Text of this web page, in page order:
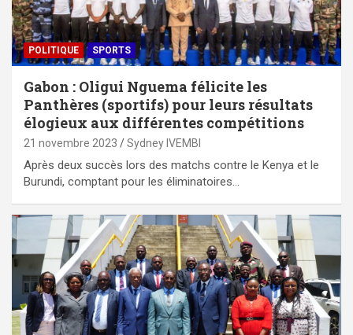
POLITIQUE SPORTS
Gabon : Oligui Nguema félicite les
Panthères (sportifs) pour leurs résultats
élogieux aux différentes compétitions
21 novembre 2023 Sydney IVEMBI
Après deux succès lors des matchs contre le Kenya et le
Burundi, comptant pour les éliminatoires…